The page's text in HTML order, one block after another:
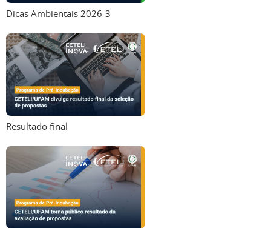
Dicas Ambientais 2026-3
Resultado final